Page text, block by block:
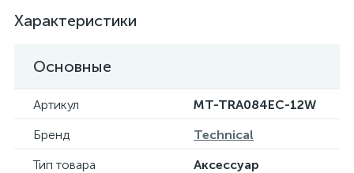
Характеристики
Основные
Артикул
MT-TRA084EC-12W
Бренд
Technical
Тип товара
Аксессуар